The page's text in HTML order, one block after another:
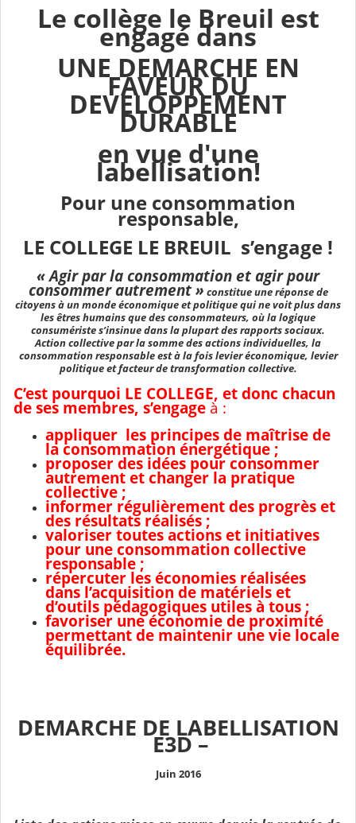
Le collège le Breuil est
engagé dans
UNE DEMARCHE EN
FAVEUR DU
DEVELOPPEMENT
DURABLE
en vue d'une
labellisation!
Pour une consommation
responsable,
LE COLLEGE LE BREUIL s’engage !
« Agir par la consommation et agir pour
consommer autrement » constitue une réponse de
citoyens à un monde économique et politique qui ne voit plus dans
les êtres humains que des consommateurs, où la logique
consumériste s’insinue dans la plupart des rapports sociaux.
Action collective par la somme des actions individuelles, la
consommation responsable est à la fois levier économique, levier
politique et facteur de transformation collective.
C’est pourquoi LE COLLEGE, et donc chacun
de ses membres, s’engage à :
appliquer les principes de maîtrise de
la consommation énergétique ;
proposer des idées pour consommer
autrement et changer la pratique
collective ;
informer régulièrement des progrès et
des résultats réalisés ;
valoriser toutes actions et initiatives
pour une consommation collective
responsable ;
répercuter les économies réalisées
dans l’acquisition de matériels et
d’outils pédagogiques utiles à tous ;
favoriser une économie de proximité
permettant de maintenir une vie locale
équilibrée.
DEMARCHE DE LABELLISATION
E3D –
Juin 2016